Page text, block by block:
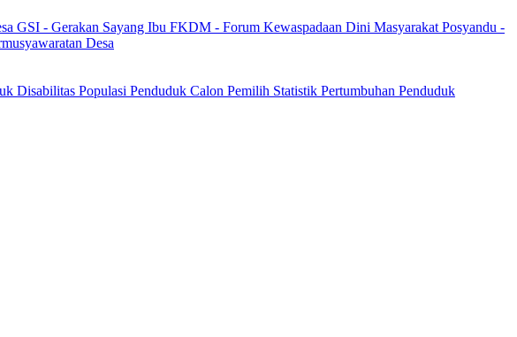
GSI - Gerakan Sayang Ibu FKDM - Forum Kewaspadaan Dini Masyarakat Posyandu -
Desa
Disabilitas Populasi Penduduk Calon Pemilih Statistik Pertumbuhan Penduduk